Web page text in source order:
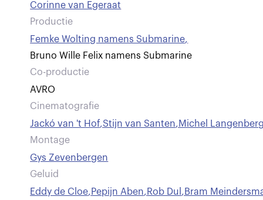
Corinne van Egeraat
Productie
Femke Wolting namens Submarine,
Bruno Wille Felix namens Submarine
Co-productie
AVRO
Cinematografie
Jackó van 't Hof,Stijn van Santen,Michel
Montage
Gys Zevenbergen
Geluid
Eddy de Cloe,Pepijn Aben,Rob Dul ,Bram